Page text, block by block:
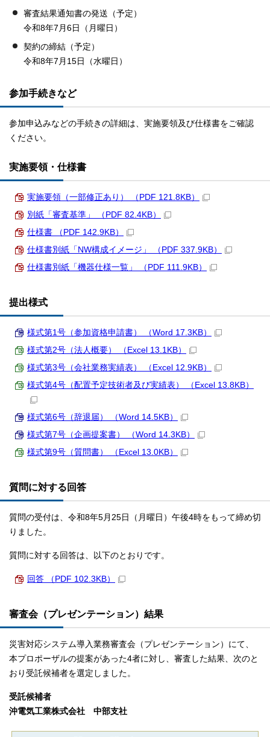
審査結果通知書の発送（予定）
令和8年7月6日（月曜日）
契約の締結（予定）
令和8年7月15日（水曜日）
参加手続きなど
参加申込みなどの手続きの詳細は、実施要領及び仕様書をご確認
ください。
実施要領・仕様書
実施要領（一部修正あり） （PDF 121.8KB）
別紙「審査基準」 （PDF 82.4KB）
仕様書 （PDF 142.9KB）
仕様書別紙「NW構成イメージ」 （PDF 337.9KB）
仕様書別紙「機器仕様一覧」 （PDF 111.9KB）
提出様式
様式第1号（参加資格申請書） （Word 17.3KB）
様式第2号（法人概要） （Excel 13.1KB）
様式第3号（会社業務実績表） （Excel 12.9KB）
様式第4号（配置予定技術者及び実績表） （Excel 13.8KB）
様式第6号（辞退届） （Word 14.5KB）
様式第7号（企画提案書） （Word 14.3KB）
様式第9号（質問書） （Excel 13.0KB）
質問に対する回答
質問の受付は、令和8年5月25日（月曜日）午後4時をもって締め切
りました。
質問に対する回答は、以下のとおりです。
回答 （PDF 102.3KB）
審査会（プレゼンテーション）結果
災害対応システム導入業務審査会（プレゼンテーション）にて、
本プロポーザルの提案があった4者に対し、審査した結果、次のと
おり受託候補者を選定しました。
受託候補者
沖電気工業株式会社 中部支社